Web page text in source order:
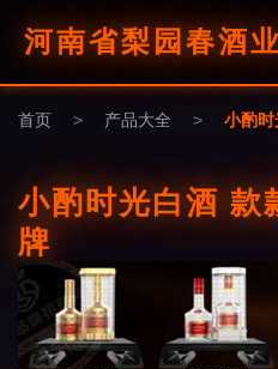
河南省梨园春酒
首页 > 产品大全 > 小酌
小酌时光白酒 款
牌